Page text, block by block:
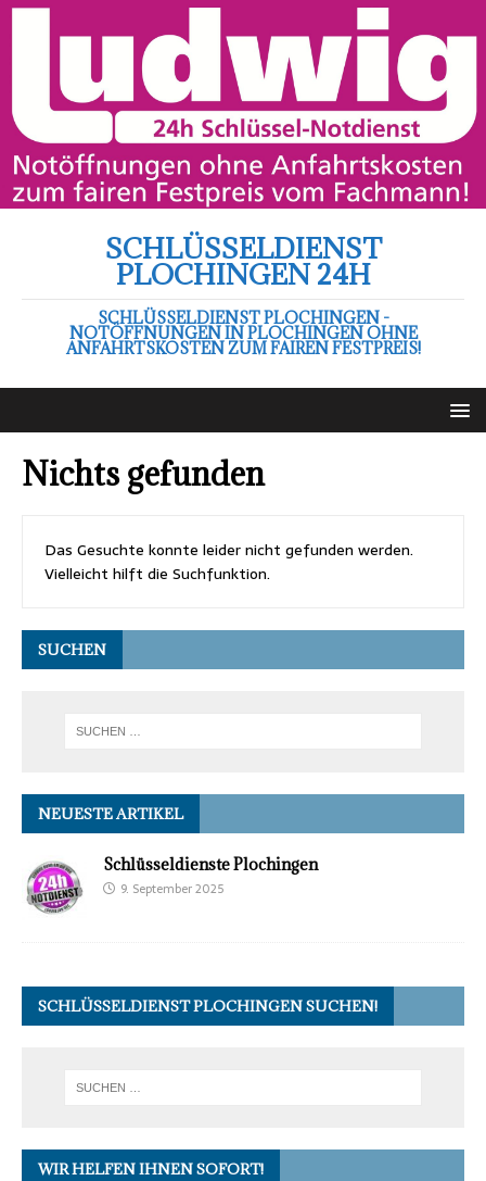
SCHLÜSSELDIENST
PLOCHINGEN 24H
SCHLÜSSELDIENST PLOCHINGEN -
NOTÖFFNUNGEN IN PLOCHINGEN OHNE
ANFAHRTSKOSTEN ZUM FAIREN FESTPREIS!
Nichts gefunden
Das Gesuchte konnte leider nicht gefunden werden.
Vielleicht hilft die Suchfunktion.
SUCHEN
NEUESTE ARTIKEL
Schlüsseldienste Plochingen
9. September 2025
SCHLÜSSELDIENST PLOCHINGEN SUCHEN!
WIR HELFEN IHNEN SOFORT!